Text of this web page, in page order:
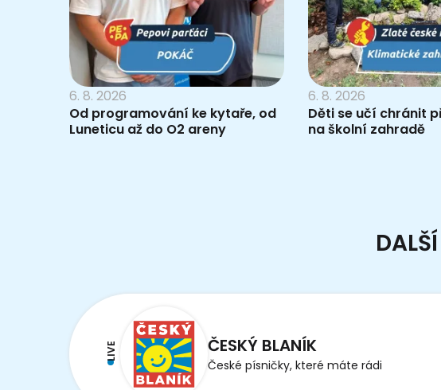
6. 8. 2026
Od programování ke kytaře, od
Luneticu až do O2 areny
6. 8. 2026
Děti se učí chránit
na školní zahradě
LIVE ČESKÝ BLANÍK
České písničky, které máte rádi